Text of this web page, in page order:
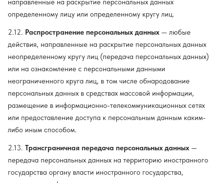
направленные на раскрытие персональных данных
определенному лицу или определенному кругу лиц.
2.12. Распространение персональных данных — любые
действия, направленные на раскрытие персональных данных
неопределенному кругу лиц (передача персональных данных)
или на ознакомление с персональными данными
неограниченного круга лиц, в том числе обнародование
персональных данных в средствах массовой информации,
размещение в информационно-телекоммуникационных сетях
или предоставление доступа к персональным данным каким-
либо иным способом.
2.13. Трансграничная передача персональных данных —
передача персональных данных на территорию иностранного
государства органу власти иностранного государства,